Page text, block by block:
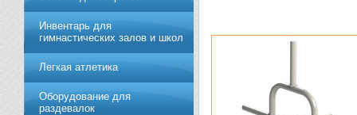
Инвентарь для
гимнастических залов и школ
Легкая атлетика
Оборудование для
раздевалок